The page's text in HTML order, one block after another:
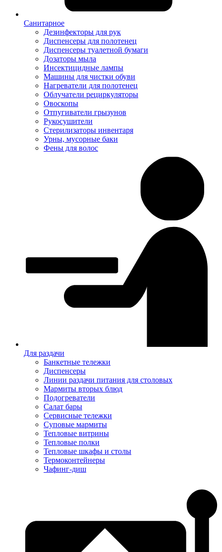
Санитарное
Дезинфекторы для рук
Диспенсеры для полотенец
Диспенсеры туалетной бумаги
Дозаторы мыла
Инсектицидные лампы
Машины для чистки обуви
Нагреватели для полотенец
Облучатели рециркуляторы
Овоскопы
Отпугиватели грызунов
Рукосушители
Стерилизаторы инвентаря
Урны, мусорные баки
Фены для волос
Для раздачи
Банкетные тележки
Диспенсеры
Линии раздачи питания для столовых
Мармиты вторых блюд
Подогреватели
Салат бары
Сервисные тележки
Суповые мармиты
Тепловые витрины
Тепловые полки
Тепловые шкафы и столы
Термоконтейнеры
Чафинг-диш